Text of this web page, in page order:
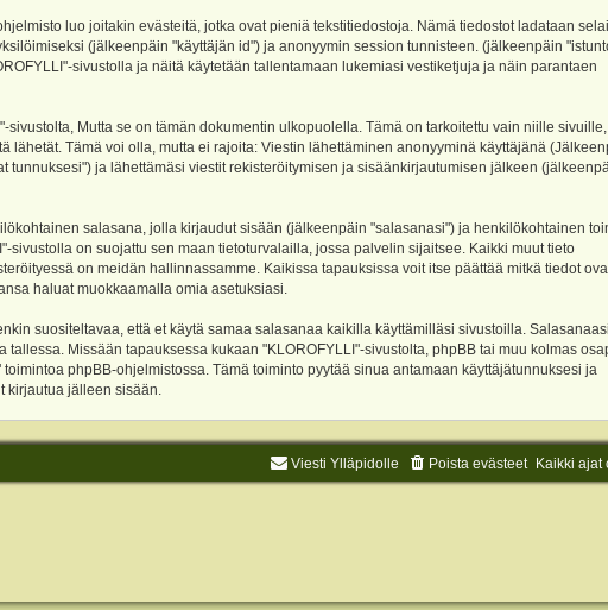
luo joitakin evästeitä, jotka ovat pieniä tekstitiedostoja. Nämä tiedostot ladataan
(jälkeenpäin "käyttäjän id") ja anonyymin session tunnisteen. (jälkeenpäin
sivustolla ja näitä käytetään tallentamaan lukemiasi vestiketjuja ja näin parantaen
Mutta se on tämän dokumentin ulkopuolella. Tämä on tarkoitettu vain niille
Tämä voi olla, mutta ei rajoita: Viestin lähettäminen anonyyminä käyttäjänä
ja lähettämäsi viestit rekisteröitymisen ja sisäänkirjautumisen jälkeen
salasana, jolla kirjaudut sisään (jälkeenpäin "salasanasi") ja henkilökohtainen
on suojattu sen maan tietoturvalailla, jossa palvelin sijaitsee. Kaikki muut tieto
on meidän hallinnassamme. Kaikissa tapauksissa voit itse päättää mitkä tiedot
haluat muokkaamalla omia asetuksiasi.
suositeltavaa, että et käytä samaa salasanaa kaikilla käyttämilläsi sivustoilla.
Missään tapauksessa kukaan "KLOROFYLLI"-sivustolta, phpBB tai muu kolmas
phpBB-ohjelmistossa. Tämä toiminto pyytää sinua antamaan käyttäjätunnuksesi ja
jälleen sisään.
Kaikki ajat
Poista evästeet
Viesti Ylläpidolle